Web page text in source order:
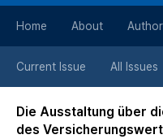
Home About Author
Current Issue All Issues
Die Ausstaltung über
des